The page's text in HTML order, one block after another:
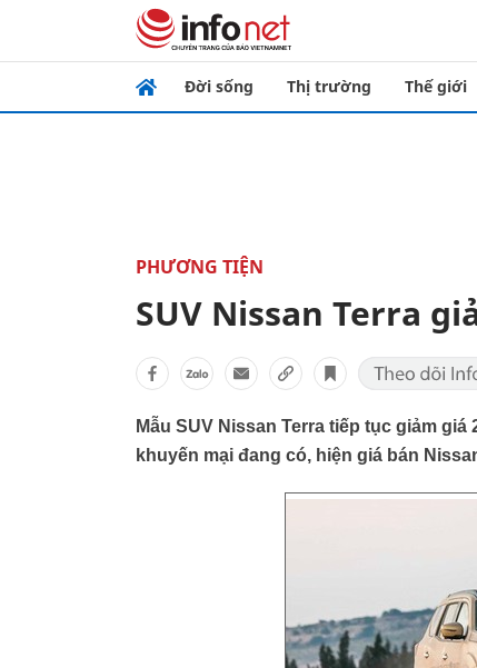
Đời sống Thị trường Thế giới
PHƯƠNG TIỆN
SUV Nissan Terra
Mẫu SUV Nissan Terra tiếp tục giảm
khuyến mại đang có, hiện giá bán